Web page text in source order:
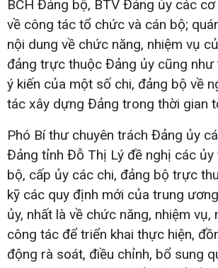
BCH Đảng bộ, BTV Đảng ủy các
về công tác tổ chức và cán bộ;
nội dung về chức năng, nhiệm vụ
đảng trực thuộc Đảng ủy cũng như
ý kiến của một số chi, đảng bộ về
tác xây dựng Đảng trong thời gian
Phó Bí thư chuyên trách Đảng ủy
Đảng tỉnh Đỗ Thị Lý đề nghị các ủy
bộ, cấp ủy các chi, đảng bộ trực
kỹ các quy định mới của trung
ủy, nhất là về chức năng, nhiệm vụ,
công tác để triển khai thực hiện,
động rà soát, điều chỉnh, bổ sung